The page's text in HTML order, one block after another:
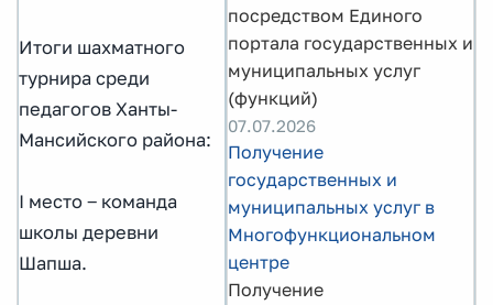
Итоги шахматного
турнира среди
педагогов Ханты-
Мансийского района:
I место ‒ команда
школы деревни
Шапша.
посредством Единого
портала государственных и
муниципальных услуг
(функций)
07.07.2026
Получение
государственных и
муниципальных услуг в
Многофункциональном
центре
Получение